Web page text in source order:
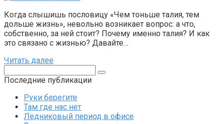
Когда слышишь пословицу «Чем тоньше талия, тем
дольше жизнь», невольно возникает вопрос: а что,
собственно, за ней стоит? Почему именно талия? И как
это связано с жизнью? Давайте…
Читать далее
Последние публикации
Руки берегите
Там где нас нет
Ледниковый период в офисе